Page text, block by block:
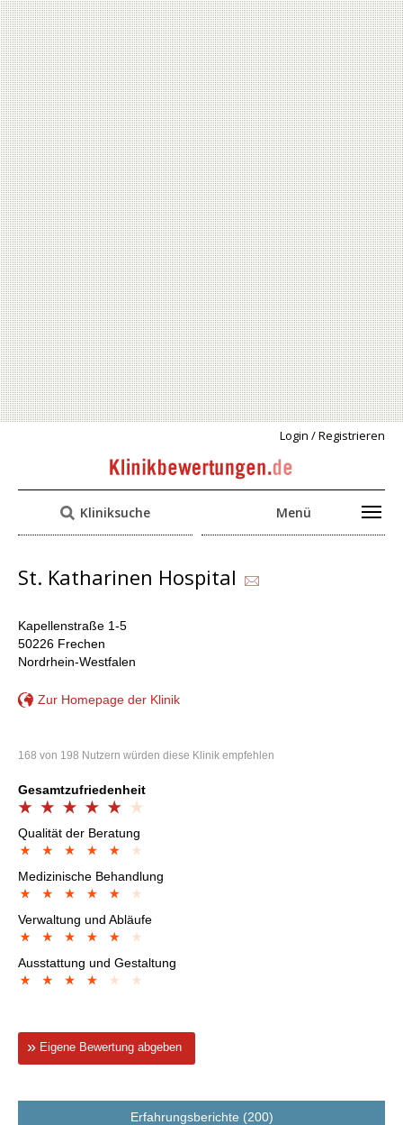
Login / Registrieren
Kliniksuche Menü
St. Katharinen Hospital
Kapellenstraße 1-5
50226 Frechen
Nordrhein-Westfalen
Zur Homepage der Klinik
168 von 198 Nutzern würden diese Klinik empfehlen
Gesamtzufriedenheit
Qualität der Beratung
Medizinische Behandlung
Verwaltung und Abläufe
Ausstattung und Gestaltung
Eigene Bewertung abgeben
Erfahrungsberichte (200)